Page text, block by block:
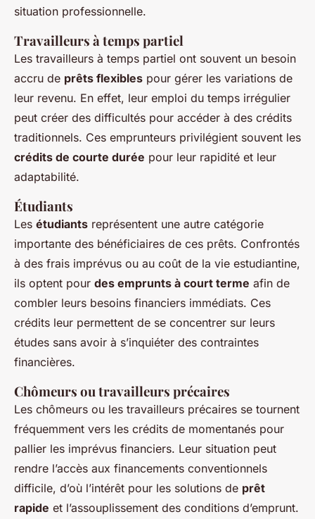
situation professionnelle.
Travailleurs à temps partiel
Les travailleurs à temps partiel ont souvent un besoin
accru de prêts flexibles pour gérer les variations de
leur revenu. En effet, leur emploi du temps irrégulier
peut créer des difficultés pour accéder à des crédits
traditionnels. Ces emprunteurs privilégient souvent les
crédits de courte durée pour leur rapidité et leur
adaptabilité.
Étudiants
Les étudiants représentent une autre catégorie
importante des bénéficiaires de ces prêts. Confrontés
à des frais imprévus ou au coût de la vie estudiantine,
ils optent pour des emprunts à court terme afin de
combler leurs besoins financiers immédiats. Ces
crédits leur permettent de se concentrer sur leurs
études sans avoir à s’inquiéter des contraintes
financières.
Chômeurs ou travailleurs précaires
Les chômeurs ou les travailleurs précaires se tournent
fréquemment vers les crédits de momentanés pour
pallier les imprévus financiers. Leur situation peut
rendre l’accès aux financements conventionnels
difficile, d’où l’intérêt pour les solutions de prêt
rapide et l’assouplissement des conditions d’emprunt.